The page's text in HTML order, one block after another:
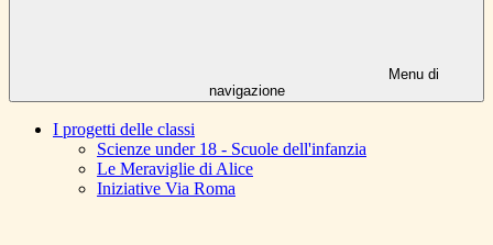
Menu di
navigazione
I progetti delle classi
Scienze under 18 - Scuole dell'infanzia
Le Meraviglie di Alice
Iniziative Via Roma